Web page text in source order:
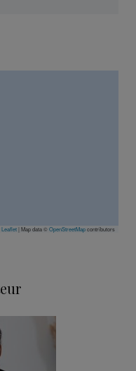
Leaflet| Map data ©OpenStreetMapcontributors